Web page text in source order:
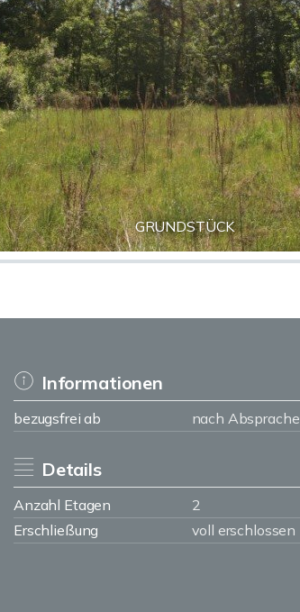
GRUNDSTÜCK
Informationen
bezugsfrei ab nach Absprache
Details
Anzahl Etagen 2
Erschließung
voll erschlossen